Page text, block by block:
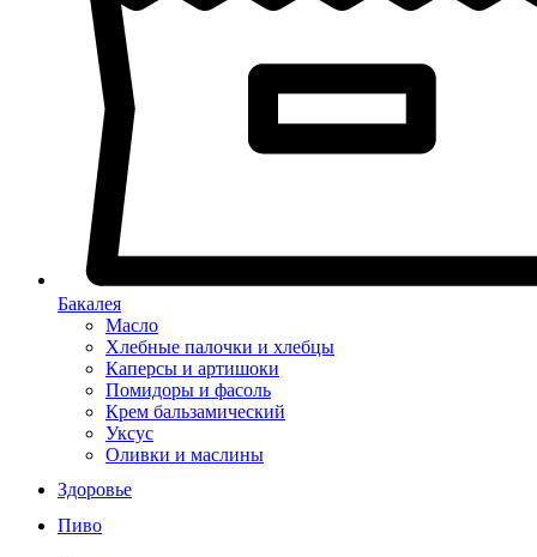
Бакалея
Масло
Хлебные палочки и хлебцы
Каперсы и артишоки
Помидоры и фасоль
Крем бальзамический
Уксус
Оливки и маслины
Здоровье
Пиво